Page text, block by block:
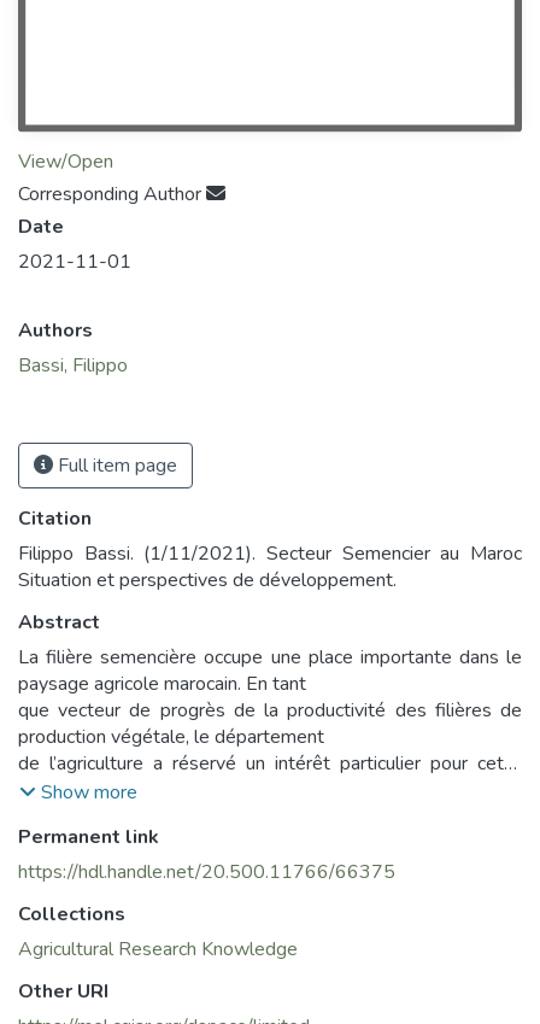
View/Open
Corresponding Author
Date
2021-11-01
Authors
Bassi, Filippo
Full item page
Citation
Filippo Bassi. (1/11/2021). Secteur Semencier au Maroc
Situation et perspectives de développement.
Abstract
La filière semencière occupe une place importante dans le
paysage agricole marocain. En tant
que vecteur de progrès de la productivité des filières de
production végétale, le département
de l’agriculture a réservé un intérêt particulier pour cette
filière. En effet, grâce aux différentes
secteur semencier au Maroc a connu
un développement soutenu ayant permis la création d'un
national de qualité, la mise en place d'une règlementation
adaptée, l'utilisation croissante des
privés et d'associations
Show more
Permanent link
https://hdl.handle.net/20.500.11766/66375
Collections
Agricultural Research Knowledge
Other URI